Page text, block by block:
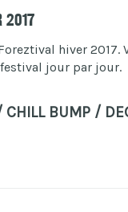
hiver 2017.
jour par jour.
CHILL BUMP /